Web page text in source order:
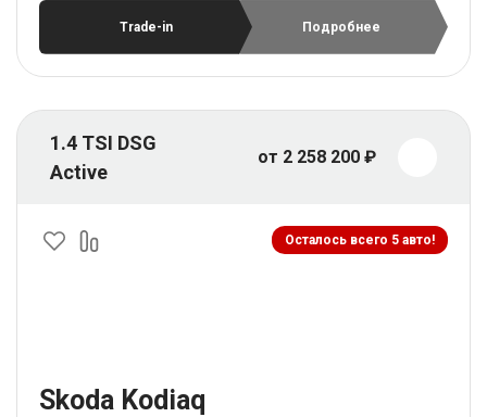
Trade-in Подробнее
1.4 TSI DSG
Active
от 2 258 200 ₽
Осталось всего 5 авто!
Skoda Kodiaq